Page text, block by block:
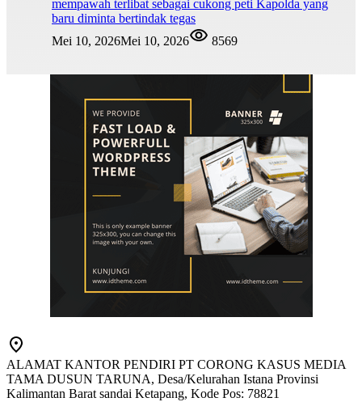
mempawah terlibat sebagai cukong peti Kapolda yang
baru diminta bertindak tegas
Mei 10, 2026Mei 10, 2026 8569
ALAMAT KANTOR PENDIRI PT CORONG KASUS MEDIA
TAMA DUSUN TARUNA, Desa/Kelurahan Istana Provinsi
Kalimantan Barat sandai Ketapang, Kode Pos: 78821